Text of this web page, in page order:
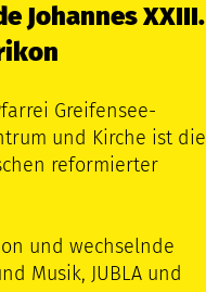
Johannes XXIII.
Greifensee-
und Kirche ist die
reformierter
und wechselnde
Musik, JUBLA und